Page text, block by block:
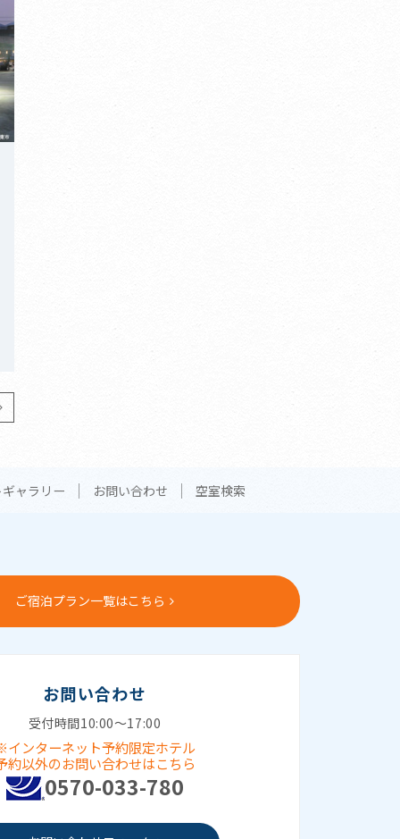
ャラリー お問い合わせ 空室検索
ご宿泊プラン一覧はこちら
お問い合わせ
受付時間10:00～17:00
インターネット予約限定ホテル
約以外のお問い合わせはこちら
0570-033-780